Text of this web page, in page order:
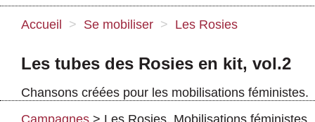
Nos idées
Se mobiliser
Accueil > Se mobiliser > Les Rosies
Les tubes des Rosies en kit, vol.2
Chansons créées pour les mobilisations féministes.